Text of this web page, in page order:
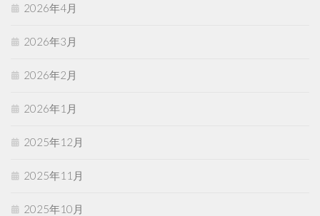
2026年4月
2026年3月
2026年2月
2026年1月
2025年12月
2025年11月
2025年10月